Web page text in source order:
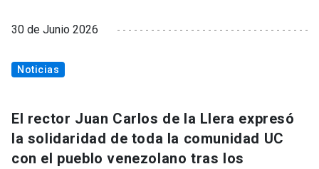
30 de Junio 2026
Noticias
El rector Juan Carlos de la Llera expresó
la solidaridad de toda la comunidad UC
con el pueblo venezolano tras los